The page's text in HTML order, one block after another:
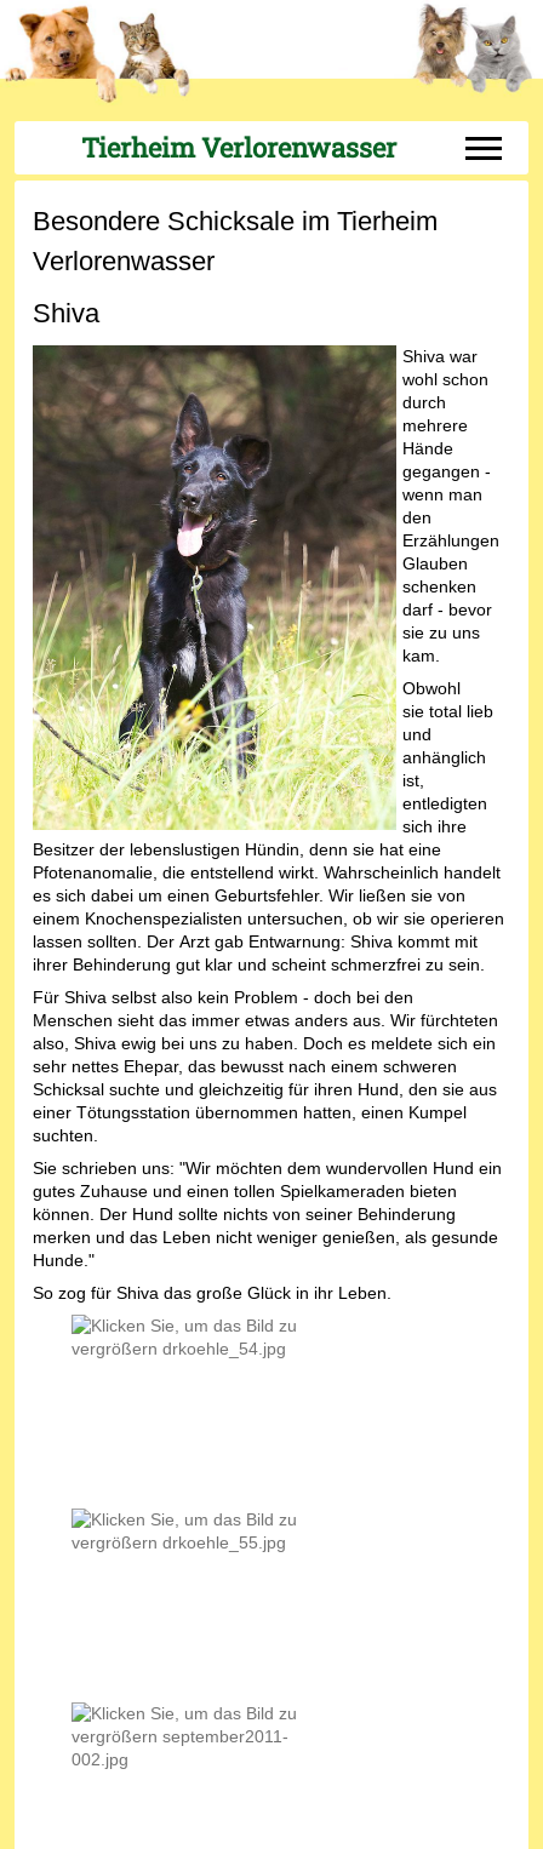
Tierheim Verlorenwasser Off-
Besondere Schicksale im Tierheim
Verlorenwasser
Shiva
Shiva war
wohl schon
durch
mehrere
Hände
gegangen -
wenn man
den
Erzählungen
Glauben
schenken
darf - bevor
sie zu uns
kam.
Obwohl
sie total lieb
und
anhänglich
ist,
entledigten
sich ihre
Besitzer der lebenslustigen Hündin, denn sie hat eine
Pfotenanomalie, die entstellend wirkt. Wahrscheinlich handelt
es sich dabei um einen Geburtsfehler. Wir ließen sie von
einem Knochenspezialisten untersuchen, ob wir sie operieren
lassen sollten. Der Arzt gab Entwarnung: Shiva kommt mit
ihrer Behinderung gut klar und scheint schmerzfrei zu sein.
Für Shiva selbst also kein Problem - doch bei den
Menschen sieht das immer etwas anders aus. Wir fürchteten
also, Shiva ewig bei uns zu haben. Doch es meldete sich ein
sehr nettes Ehepar, das bewusst nach einem schweren
Schicksal suchte und gleichzeitig für ihren Hund, den sie aus
einer Tötungsstation übernommen hatten, einen Kumpel
suchten.
Sie schrieben uns: "Wir möchten dem wundervollen Hund ein
gutes Zuhause und einen tollen Spielkameraden bieten
können. Der Hund sollte nichts von seiner Behinderung
merken und das Leben nicht weniger genießen, als gesunde
Hunde."
So zog für Shiva das große Glück in ihr Leben.